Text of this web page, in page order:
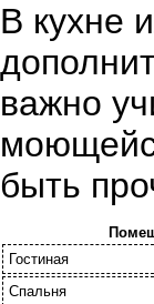
В кухне
важно
быть
Гостиная
Спальня